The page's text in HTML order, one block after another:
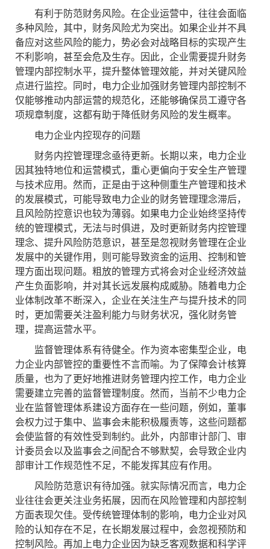
有利于防范财务风险。在企业运营中，往往会面临
多种风险，其中，财务风险尤为突出。如果企业并不具
备应对这些风险的能力，势必会对战略目标的实现产生
不利影响，甚至会危及生存。因此，企业需要提升财务
管理内部控制水平，提升整体管理效能，并对关键风险
点进行监控。同时，电力企业加强财务管理内部控制不
仅能够推动内部运营的规范化，还能够确保员工遵守各
项规章制度，这都有助于降低财务风险的发生概率。
电力企业内控现存的问题
财务内控管理理念亟待更新。长期以来，电力企业
因其独特地位和运营模式，重心更偏向于安全生产管理
与技术应用。然而，正是由于这种侧重生产管理和技术
的发展模式，可能导致电力企业的财务管理理念滞后，
且风险防控意识也较为薄弱。如果电力企业始终坚持传
统的管理模式，无法与时俱进，及时更新财务内控管理
理念、提升风险防范意识，甚至是忽视财务管理在企业
发展中的关键作用，则可能导致资金的运用、控制和管
理方面出现问题。粗放的管理方式将会对企业经济效益
产生负面影响，并对其长远发展构成威胁。随着电力企
业体制改革不断深入，企业在关注生产与提升技术的同
时，更加需要关注盈利能力与财务状况，强化财务管
理，提高运营水平。
监督管理体系有待健全。作为资本密集型企业，电
力企业内部管控的重要性不言而喻。为了保障会计核算
质量，也为了更好地推进财务管理内控工作，电力企业
需要建立完善的监督管理制度。然而，当前不少电力企
业在监督管理体系建设方面存在一些问题，例如，董事
会权力过于集中、监事会未能积极履责等，这些问题都
会使监督的有效性受到制约。此外，内部审计部门、审
计委员会以及监事会之间配合不够默契，会导致企业内
部审计工作规范性不足，不能发挥其应有作用。
风险防范意识有待加强。就实际情况而言，电力企
业往往会更关注业务拓展，因而在风险管理和内部控制
方面表现欠佳。受传统管理体制的影响，电力企业对风
险的认知存在不足，在长期发展过程中，会忽视预防和
控制风险。再加上电力企业因为缺乏客观数据和科学评